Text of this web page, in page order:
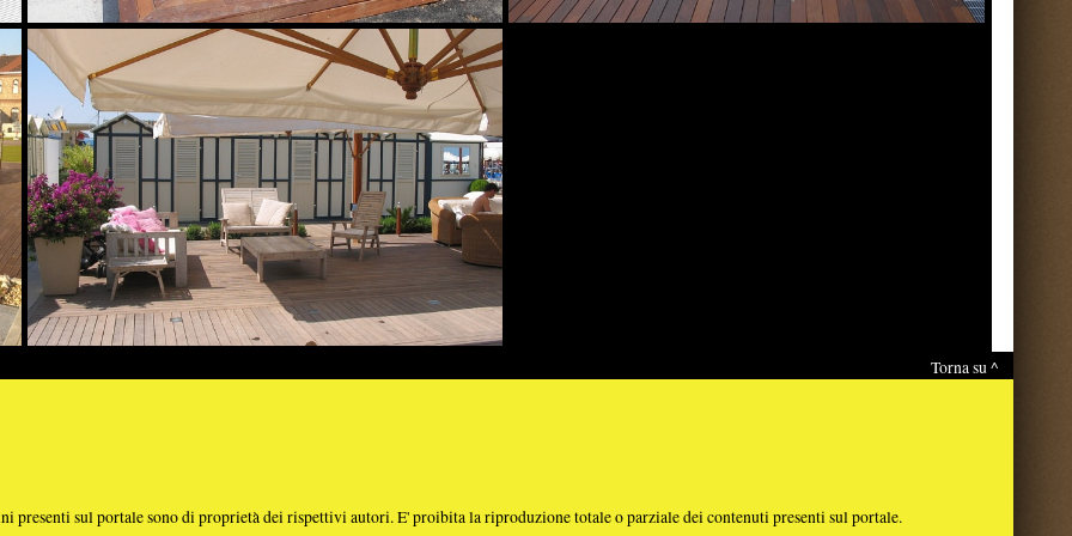
Srl
una colorazione che varia dal marrone al verde
legnosa più utilizzata al mondo nel Deckin
Prodotto
sono di proprietà dei rispettivi autori. E' proibita la riproduzione totale o parziale dei contenuti presenti sul portale.